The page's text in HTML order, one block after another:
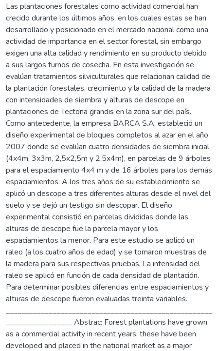
Las plantaciones forestales como actividad comercial han
crecido durante los últimos años, en los cuales estas se han
desarrollado y posicionado en el mercado nacional como una
actividad de importancia en el sector forestal, sin embargo
exigen una alta calidad y rendimiento en su producto debido
a sus largos turnos de cosecha. En esta investigación se
evalúan tratamientos silviculturales que relacionan calidad de
la plantación forestales, crecimiento y la calidad de la madera
con intensidades de siembra y alturas de descope en
plantaciones de Tectona grandis en la zona sur del país.
Como antecedente, la empresa BARCA S.A: estableció un
diseño experimental de bloques completos al azar en el año
2007 donde se evalúan cuatro densidades de siembra inicial
(4x4m, 3x3m, 2,5x2,5m y 2,5x4m), en parcelas de 9 árboles
para el espaciamiento 4x4 m y de 16 árboles para los demás
espaciamientos. A los tres años de su establecimiento se
aplicó un descope a tres diferentes alturas desde el nivel del
suelo y se dejó un testigo sin descopar. El diseño
experimental consistió en parcelas divididas donde las
alturas de descope fue la parcela mayor y los
espaciamientos la menor. Para este estudio se aplicó un
raleo (a los cuatro años de edad) y se tomaron muestras de
la madera para sus respectivas pruebas. La intensidad del
raleo se aplicó en función de cada densidad de plantación.
Para determinar posibles diferencias entre espaciamientos y
alturas de descope fueron evaluadas treinta variables.
_____________________________________________________
_________________ Abstrac: Forest plantations have grown
as a commercial activity in recent years; these have been
developed and placed in the national market as a major